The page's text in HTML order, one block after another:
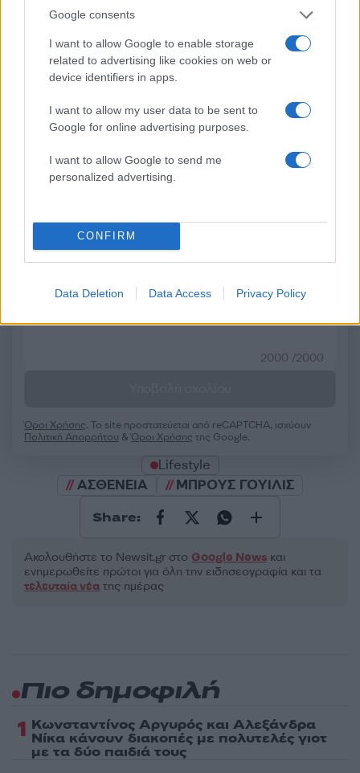
Google consents
I want to allow Google to enable storage
related to advertising like cookies on web or
device identifiers in apps.
I want to allow my user data to be sent to
Google for online advertising purposes.
I want to allow Google to send me
personalized advertising.
CONFIRM
Data Deletion Data Access Privacy Policy
Σχόλια
50 /50
2000 /2000
Όροι Χρήσης. Το site προστατεύεται από reCAPTCHA, ισχύουν
Πολιτική Απορρήτου &Όροι Χρήσης της Google.
Lifestyle
ΑΣΘΕΝΕΙΑ
ΜΠΡΟΥΣ ΓΟΥΙΛΙΣ
Share:
Ακολουθήστε το Νewsit.gr στο Google News και
ενημερωθείτε πρώτοι για όλη την ειδησεογραφία και τα
τελευταία νέα της ημέρας
Πινακίδες κυκλοφορίας με
λίγα κλικ: Τα 3 βήματα για
παραγγελίες και έκδοση –
Αυστηροποιούνται οι
κυρώσεις για παραβάσεις
Εκρηκτικό κοκτέιλ
με 40άρια και 8
Σε συναγερμό η χώρα
φωτιές, ενισχύονται
άνεμοι τις επόμενες
Πιο δημοφιλή
1 Κωνσταντίνος Αργυρός και Αλεξάνδρα
Νίκα κάνουν διακοπές με πολυτελές γιοτ
με τα δύο παιδιά τους